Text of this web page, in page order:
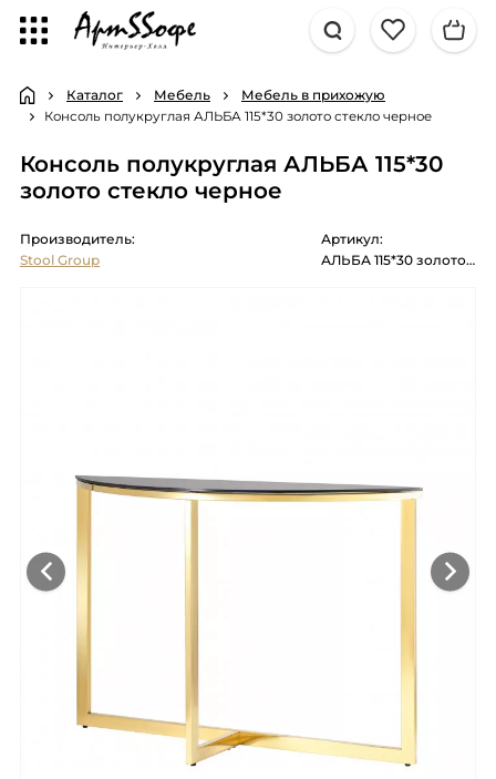
Каталог Мебель Мебель в прихожую
Консоль полукруглая АЛЬБА 115*30 золото стекло черное
Консоль полукруглая АЛЬБА 115*30
золото стекло черное
Производитель:
Stool Group
Артикул:
АЛЬБА 115*30 золото стекло черное закаленное каркас нержавеющая